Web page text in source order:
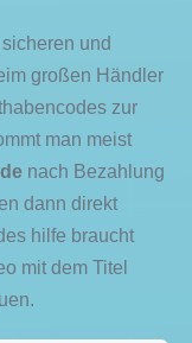
und
großen Händler
zur
man meist
nach Bezahlung
dann direkt
hilfe braucht
mit dem Titel